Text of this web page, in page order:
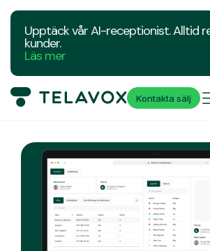
Upptäck vår AI-receptionist. Alltid
kunder.
Läs mer
Kontakta sälj